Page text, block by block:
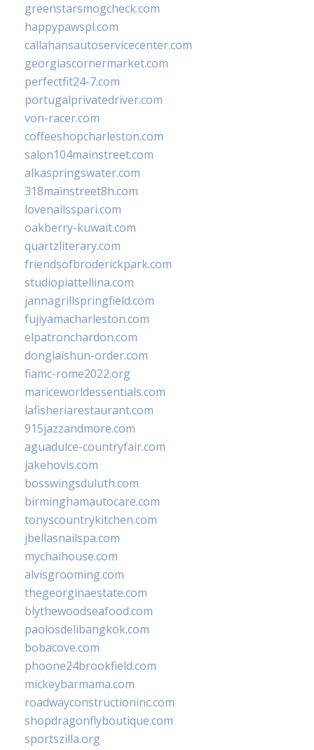
greenstarsmogcheck.com
happypawspl.com
callahansautoservicecenter.com
georgiascornermarket.com
perfectfit24-7.com
portugalprivatedriver.com
von-racer.com
coffeeshopcharleston.com
salon104mainstreet.com
alkaspringswater.com
318mainstreet8h.com
lovenailsspari.com
oakberry-kuwait.com
quartzliterary.com
friendsofbroderickpark.com
studiopiattellina.com
jannagrillspringfield.com
fujiyamacharleston.com
elpatronchardon.com
donglaishun-order.com
fiamc-rome2022.org
mariceworldessentials.com
lafisheriarestaurant.com
915jazzandmore.com
aguadulce-countryfair.com
jakehovis.com
bosswingsduluth.com
birminghamautocare.com
tonyscountrykitchen.com
jbellasnailspa.com
mychaihouse.com
alvisgrooming.com
thegeorginaestate.com
blythewoodseafood.com
paolosdelibangkok.com
bobacove.com
phoone24brookfield.com
mickeybarmama.com
roadwayconstructioninc.com
shopdragonflyboutique.com
sportszilla.org